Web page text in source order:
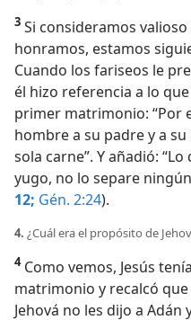
3 Si consideramos
honramos, estamos
Cuando los fariseos le
él hizo referencia a lo
primer matrimonio: “Por
hombre a su padre y a
sola carne”. Y añadió:
yugo, no lo separe
12; Gén. 2:24).
4. ¿Cuál era el propósito de
4Como vemos, Jesús
matrimonio y recalcó
Jehová no les dijo a